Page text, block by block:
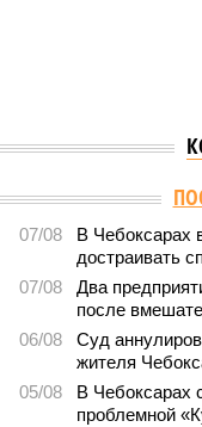
Версия //Общество //
В
В регионе
борьбе керешу
Заткнуть за